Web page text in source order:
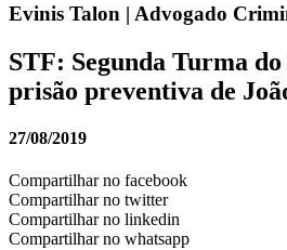
Evinis Talon | Advogado
STF: Segunda Turma
prisão preventiva de
27/08/2019
Compartilhar no facebook
Compartilhar no twitter
Compartilhar no linkedin
Compartilhar no whatsapp